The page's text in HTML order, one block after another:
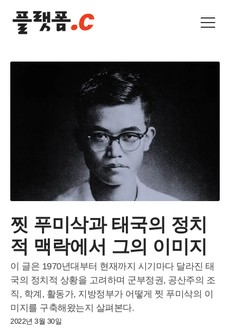
찟 푸미삭과 태국의 정치
적 맥락에서 그의 이미지
이 글은 1970년대부터 현재까지 시기마다 달라진 태
국의 정치적 상황을 고려하며 군부정권, 공산주의 조
직, 학계, 활동가, 지방정부가 어떻게 찟 푸미삭의 이
미지를 구축해왔는지 살펴본다.
2022년 3월 30일